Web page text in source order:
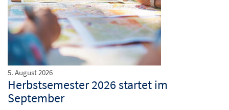
5. August 2026
Herbstsemester 2026 startet im
September